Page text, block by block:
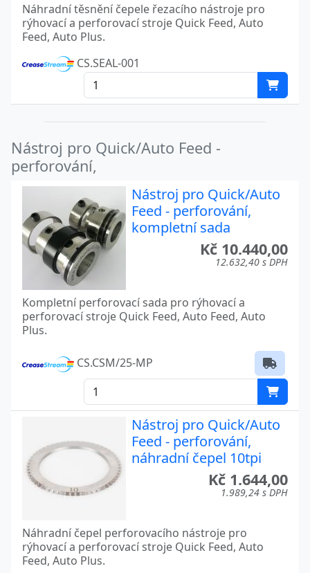
Náhradní těsnění čepele řezacího nástroje pro
rýhovací a perforovací stroje Quick Feed, Auto
Feed, Auto Plus.
CS.SEAL-001
Nástroj pro Quick/Auto Feed -
perforování,
Nástroj pro Quick/Auto
Feed - perforování,
kompletní sada
Kč 10.440,00
12.632,40 s DPH
Kompletní perforovací sada pro rýhovací a
perforovací stroje Quick Feed, Auto Feed, Auto
Plus.
CS.CSM/25-MP
Nástroj pro Quick/Auto
Feed - perforování,
náhradní čepel 10tpi
Kč 1.644,00
1.989,24 s DPH
Náhradní čepel perforovacího nástroje pro
rýhovací a perforovací stroje Quick Feed, Auto
Feed, Auto Plus.